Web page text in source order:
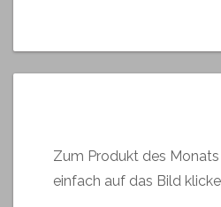
Zum Produkt des
einfach auf das Bild